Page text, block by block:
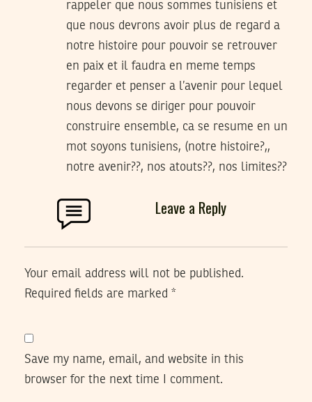
rappeler que nous sommes tunisiens et
que nous devrons avoir plus de regard a
notre histoire pour pouvoir se retrouver
en paix et il faudra en meme temps
regarder et penser a l’avenir pour lequel
nous devons se diriger pour pouvoir
construire ensemble, ca se resume en un
mot soyons tunisiens, (notre histoire?,,
notre avenir??, nos atouts??, nos limites??
Leave a Reply
Your email address will not be published.
Required fields are marked *
Save my name, email, and website in this
browser for the next time I comment.